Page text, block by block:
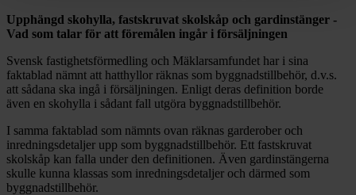
Upphängd skohylla, fastskruvat skolskåp och gardinstänger -
Vad som talar för att föremålen ingår i försäljningen
Svensk fastighetsförmedling och Mäklarsamfundet har i sina
faktablad nämnt att hatthyllor räknas som byggnadstillbehör, d.v.s.
att sådana ska ingå i försäljningen. Enligt deras definition borde
även en skohylla i sådant fall utgöra byggnadstillbehör.
I samma faktablad som nämnts ovan räknas garderober och
inredningsdetaljer upp som byggnadstillbehör. Ett fastskruvat
skolskåp kan falla under den definitionen. Även gardinstängerna
skulle kunna klassas som inredningsdetaljer och därmed som
byggnadstillbehör.